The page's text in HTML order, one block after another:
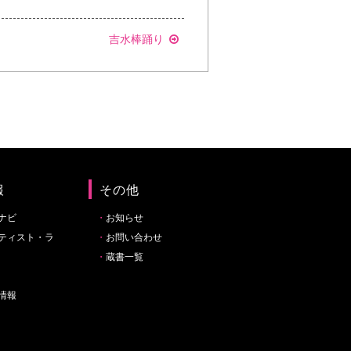
吉水棒踊り
ビ
ィスト・ラ
報
その他
お知らせ
お問い合わせ
蔵書一覧